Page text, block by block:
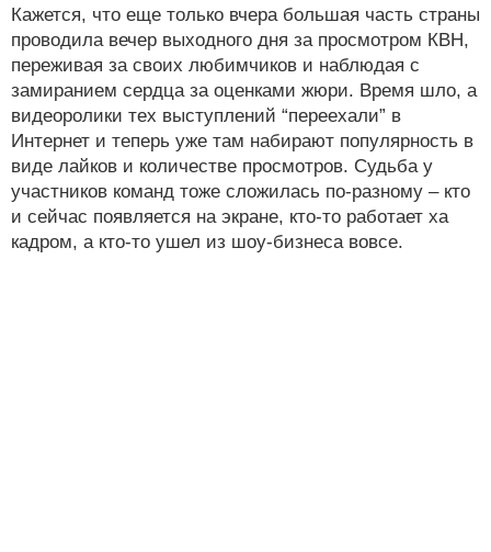
Кажется, что еще только вчера большая часть страны
проводила вечер выходного дня за просмотром КВН,
переживая за своих любимчиков и наблюдая с
замиранием сердца за оценками жюри. Время шло, а
видеоролики тех выступлений “переехали” в
Интернет и теперь уже там набирают популярность в
виде лайков и количестве просмотров. Судьба у
участников команд тоже сложилась по-разному – кто
и сейчас появляется на экране, кто-то работает ха
кадром, а кто-то ушел из шоу-бизнеса вовсе.